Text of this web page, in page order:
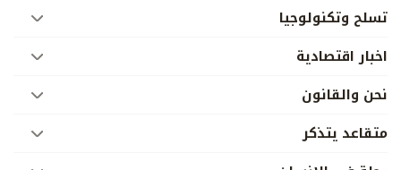
تسلح وتكنولوجيا
اخبار اقتصادية
نحن والقانون
متقاعد يتذكر